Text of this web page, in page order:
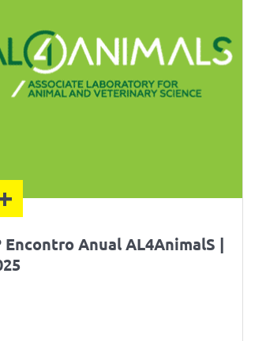
Encontro Anual AL4AnimalS |